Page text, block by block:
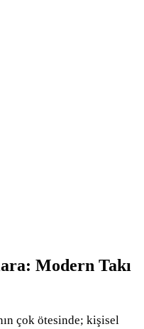
Modern Takı
çok ötesinde; kişisel